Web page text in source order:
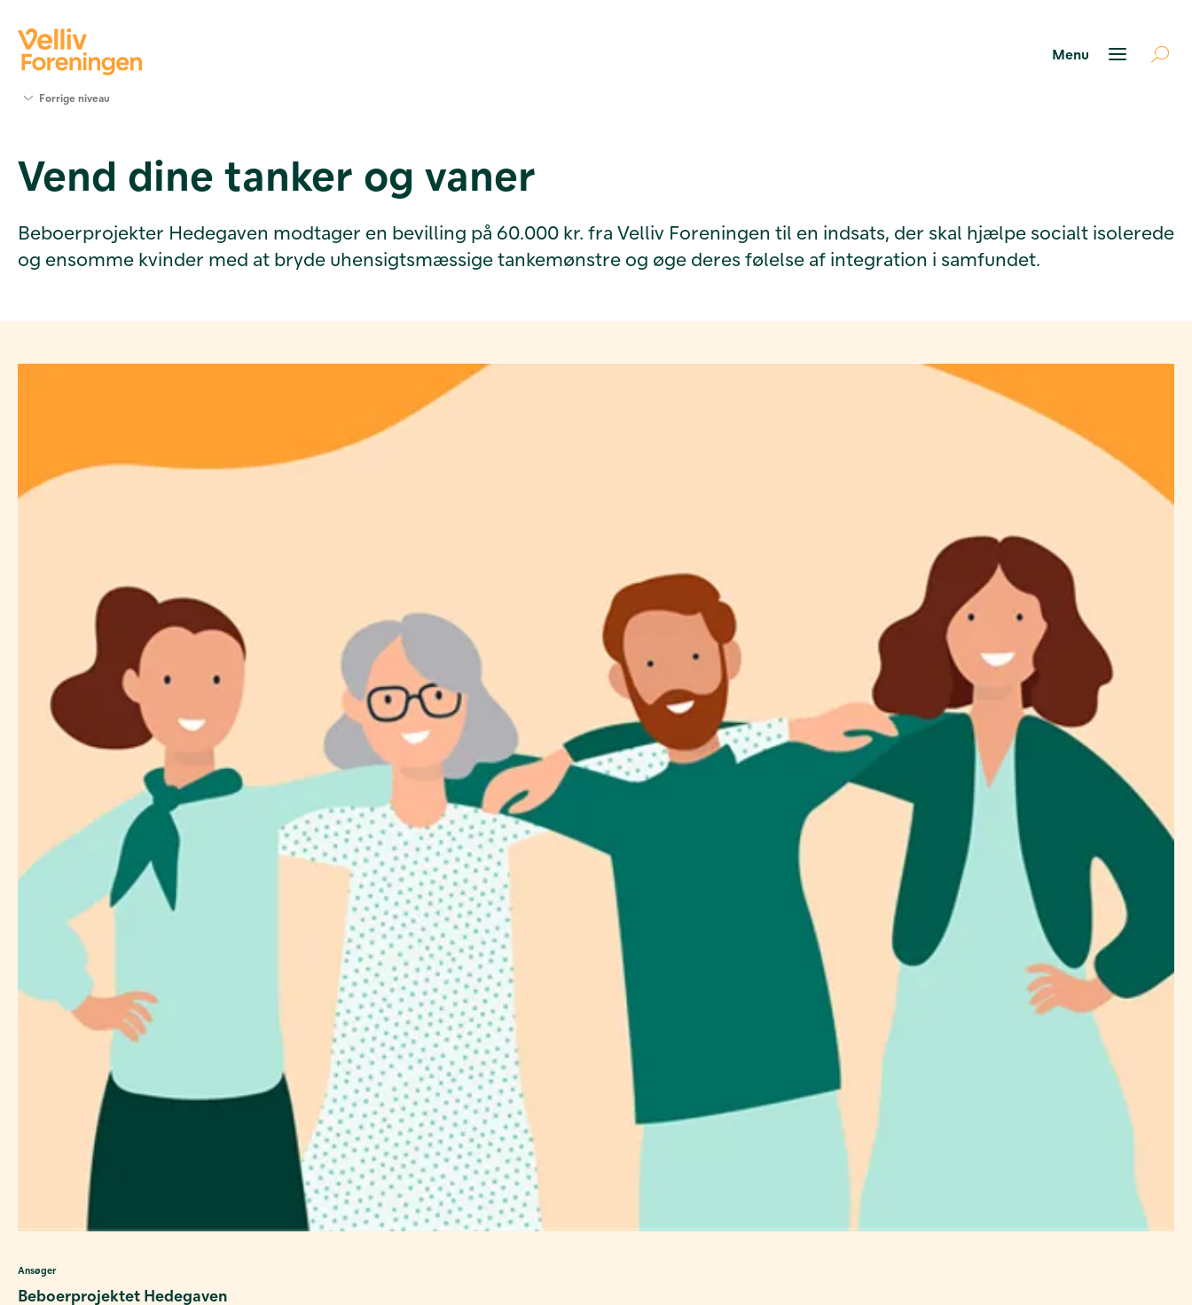
Værktøjer
og viden
Foreningen
Kontakt
os
Forrige niveau
Vend dine tanker og vaner
Beboerprojekter Hedegaven modtager en bevilling på 60.000 kr. fra Velliv Foreningen til en indsats, der skal hjælpe socialt isolerede
og ensomme kvinder med at bryde uhensigtsmæssige tankemønstre og øge deres følelse af integration i samfundet.
Ansøger
Beboerprojektet Hedegaven